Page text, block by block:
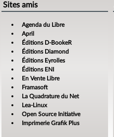
Sites amis
Agenda du Libre
April
Éditions D-BookeR
Éditions Diamond
Éditions Eyrolles
Éditions ENI
En Vente Libre
Framasoft
La Quadrature du Net
Lea-Linux
Open Source Initiative
Imprimerie Grafik Plus